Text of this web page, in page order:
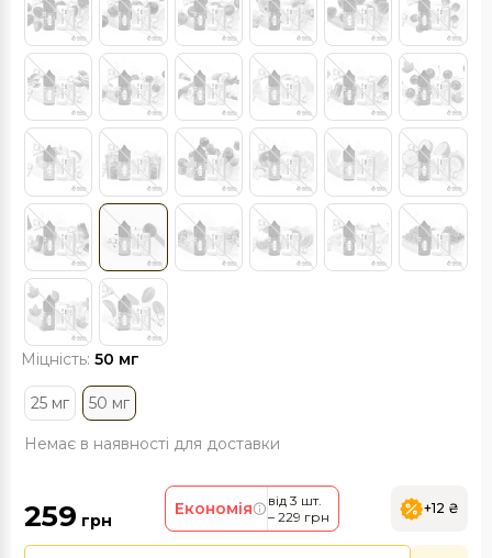
Міцність: 50 мг
25 мг 50 мг
Немає в наявності для доставки
259 грн
Економія
від 3 шт.
– 229 грн
+12 ₴